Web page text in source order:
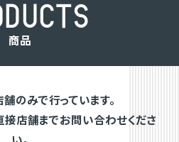
DUCTS
商品
のみで行っています。
店舗までお問い合わせくださ